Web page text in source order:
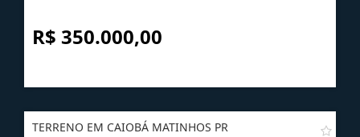
R$ 350.000,00
TERRENO EM CAIOBÁ MATINHOS PR